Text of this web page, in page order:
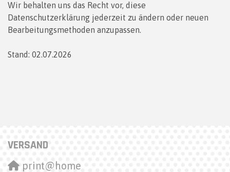
Wir behalten uns das Recht vor, diese
Datenschutzerklärung jederzeit zu ändern oder neuen
Bearbeitungsmethoden anzupassen.
Stand: 02.07.2026
VERSAND
print@home